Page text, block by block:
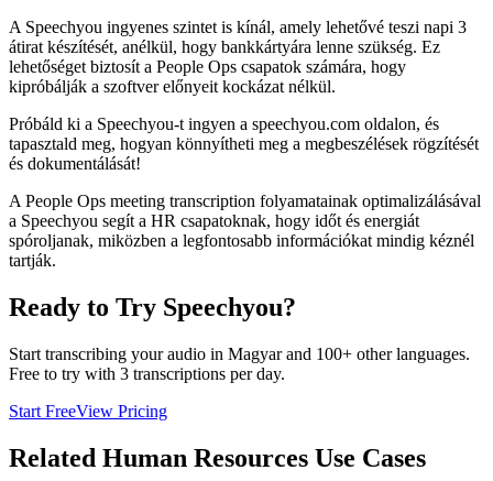
A Speechyou ingyenes szintet is kínál, amely lehetővé teszi napi 3
átirat készítését, anélkül, hogy bankkártyára lenne szükség. Ez
lehetőséget biztosít a People Ops csapatok számára, hogy
kipróbálják a szoftver előnyeit kockázat nélkül.
Próbáld ki a Speechyou-t ingyen a speechyou.com oldalon, és
tapasztald meg, hogyan könnyítheti meg a megbeszélések rögzítését
és dokumentálását!
A People Ops meeting transcription folyamatainak optimalizálásával
a Speechyou segít a HR csapatoknak, hogy időt és energiát
spóroljanak, miközben a legfontosabb információkat mindig kéznél
tartják.
Ready to Try Speechyou?
Start transcribing your audio in Magyarand 100+ other languages.
Free to try with 3 transcriptions per day.
Start FreeView Pricing
Related Human Resources Use Cases